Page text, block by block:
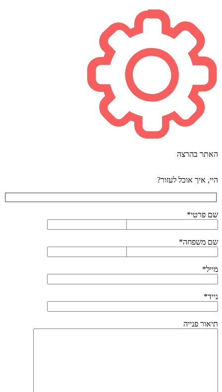
האתר בהרצה
היי, איך אוכל לעזור?
שם פרטי*
שם משפחה*
מייל*
נייד*
תיאור פנייה